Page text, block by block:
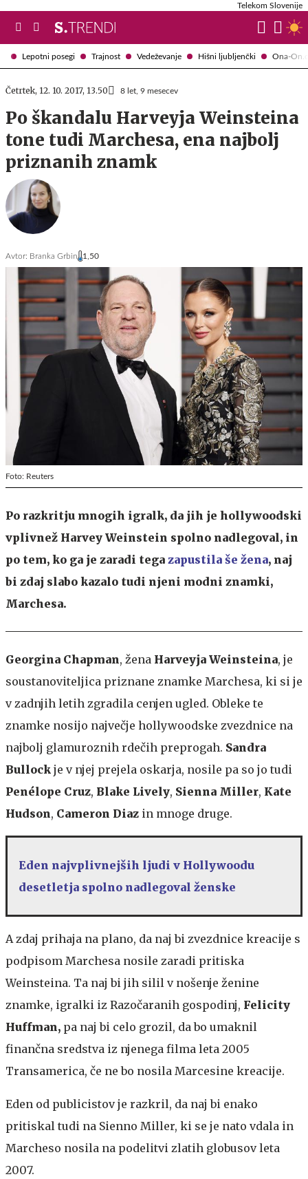
Lepotni posegi Trajnost Vedeževanje Hišni ljubljenčki Ona-
Telekom Slovenije
Četrtek, 12. 10. 2017, 13.50 8 let, 9 mesecev
Po škandalu Harveyja Weinsteina
tone tudi Marchesa, ena najbolj
priznanih znamk
Avtor: Branka Grbin 1,50
Foto: Reuters
Po razkritju mnogih igralk, da jih je hollywoodski
vplivnež Harvey Weinstein spolno nadlegoval, in
po tem, ko ga je zaradi tega zapustila še žena, naj
bi zdaj slabo kazalo tudi njeni modni znamki,
Marchesa.
Georgina Chapman, žena Harveyja Weinsteina, je
soustanoviteljica priznane znamke Marchesa, ki si je
v zadnjih letih zgradila cenjen ugled. Obleke te
znamke nosijo največje hollywoodske zvezdnice na
najbolj glamuroznih rdečih preprogah. Sandra
Bullock je v njej prejela oskarja, nosile pa so jo tudi
Penélope Cruz, Blake Lively, Sienna Miller, Kate
Hudson, Cameron Diaz in mnoge druge.
Eden najvplivnejših ljudi v Hollywoodu
desetletja spolno nadlegoval ženske
A zdaj prihaja na plano, da naj bi zvezdnice kreacije s
podpisom Marchesa nosile zaradi pritiska
Weinsteina. Ta naj bi jih silil v nošenje ženine
znamke, igralki iz Razočaranih gospodinj, Felicity
Huffman, pa naj bi celo grozil, da bo umaknil
finančna sredstva iz njenega filma leta 2005
Transamerica, če ne bo nosila Marcesine kreacije.
Eden od publicistov je razkril, da naj bi enako
pritiskal tudi na Sienno Miller, ki se je nato vdala in
Marcheso nosila na podelitvi zlatih globusov leta
2007.